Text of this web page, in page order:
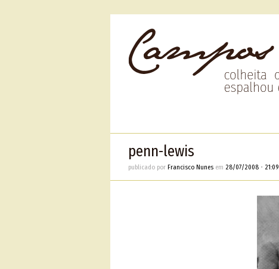
penn-lewis
publicado por Francisco Nunesem 28/07/2008• 21:09